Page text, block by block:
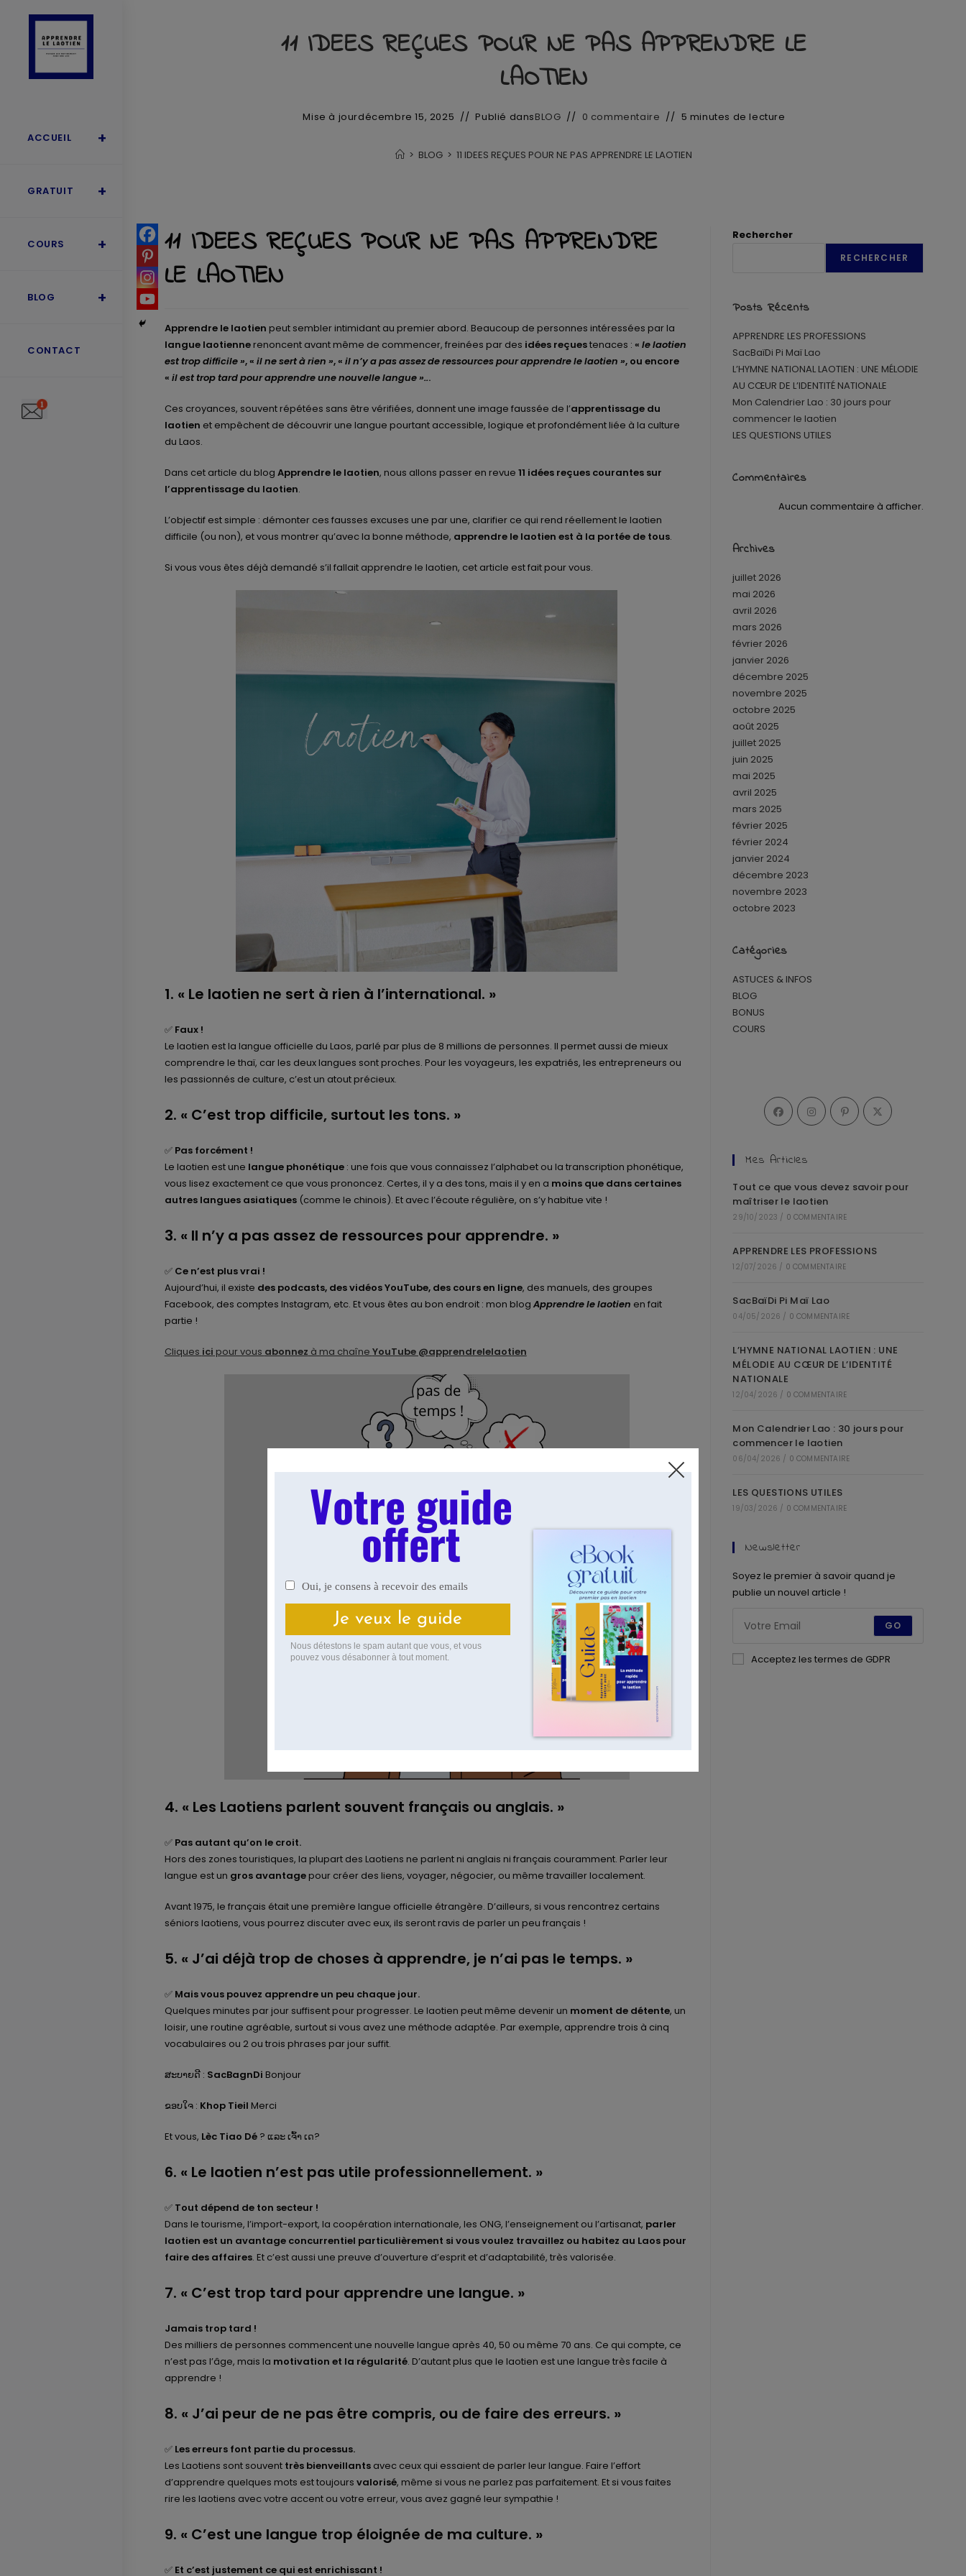
ACCUEIL
GRATUIT
COURS
BLOG
CONTACT
11 IDEES REÇUES POUR NE PAS APPRENDRE LE
LAOTIEN
Mise à jourdécembre 15, 2025 Publié dansBLOG 0 commentaire 5 minutes de lecture
> BLOG > 11 IDEES REÇUES POUR NE PAS APPRENDRE LE LAOTIEN
11 IDEES REÇUES POUR NE PAS APPRENDRE
LE LAOTIEN
Apprendre le laotien peut sembler intimidant au premier abord. Beaucoup de personnes intéressées par la
langue laotiennerenoncent avant même de commencer, freinées par des idées reçuestenaces : « le laotien
est trop difficile », « il ne sert à rien », « il n’y a pas assez de ressources pour apprendre le laotien », ou encore
« il est trop tard pour apprendre une nouvelle langue »...
Ces croyances, souvent répétées sans être vérifiées, donnent une image faussée de l’apprentissage du
laotien et empêchent de découvrir une langue pourtant accessible, logique et profondément liée à la culture
du Laos.
Dans cet article du blog Apprendre le laotien, nous allons passer en revue 11 idées reçues courantes sur
l’apprentissage du laotien.
L’objectif est simple : démonter ces fausses excuses une par une, clarifier ce qui rend réellement le laotien
difficile (ou non), et vous montrer qu’avec la bonne méthode, apprendre le laotien est à la portée de tous.
Si vous vous êtes déjà demandé s’il fallait apprendre le laotien, cet article est fait pour vous.
1. « Le laotien ne sert à rien à l’international. »
✅ Faux !
Le laotien est la langue officielle du Laos, parlé par plus de 8 millions de personnes. Il permet aussi de mieux
comprendre le thaï, car les deux langues sont proches. Pour les voyageurs, les expatriés, les entrepreneurs ou
les passionnés de culture, c’est un atout précieux.
2. « C’est trop difficile, surtout les tons. »
✅ Pas forcément !
Le laotien est une langue phonétique: une fois que vous connaissez l’alphabet ou la transcription phonétique,
vous lisez exactement ce que vous prononcez. Certes, il y a des tons, mais il y en a moins que dans certaines
autres langues asiatiques(comme le chinois). Et avec l’écoute régulière, on s’y habitue vite !
3. « Il n’y a pas assez de ressources pour apprendre. »
✅ Ce n’est plus vrai !
Aujourd’hui, il existe des podcasts, des vidéos YouTube, des cours en ligne, des manuels, des groupes
Facebook, des comptes Instagram, etc. Et vous êtes au bon endroit : mon blog Apprendre le laotien en fait
partie !
Cliques ici pour vous abonnez à ma chaîne YouTube @apprendrelelaotien
4. « Les Laotiens parlent souvent français ou anglais. »
✅ Pas autant qu’on le croit.
Hors des zones touristiques, la plupart des Laotiens ne parlent ni anglais ni français couramment. Parler leur
langue est un gros avantagepour créer des liens, voyager, négocier, ou même travailler localement.
Avant 1975, le français était une première langue officielle étrangère. D’ailleurs, si vous rencontrez certains
séniors laotiens, vous pourrez discuter avec eux, ils seront ravis de parler un peu français !
5. « J’ai déjà trop de choses à apprendre, je n’ai pas le temps. »
✅ Mais vous pouvez apprendre un peu chaque jour.
Quelques minutes par jour suffisent pour progresser. Le laotien peut même devenir un moment de détente, un
loisir, une routine agréable, surtout si vous avez une méthode adaptée. Par exemple, apprendre trois à cinq
vocabulaires ou 2 ou trois phrases par jour suffit.
ສະບາຍດີ : SacBagnDi Bonjour
ຂອບໃຈ : Khop Tieil Merci
Et vous, Lèc Tiao Dé? ແລະ ເຈົ້າ ເດ?
6. « Le laotien n’est pas utile professionnellement. »
✅ Tout dépend de ton secteur !
Dans le tourisme, l’import-export, la coopération internationale, les ONG, l’enseignement ou l’artisanat, parler
laotien est un avantage concurrentiel particulièrement si vous voulez travaillez ou habitez au Laos pour
faire des affaires. Et c’est aussi une preuve d’ouverture d’esprit et d’adaptabilité, très valorisée.
7. « C’est trop tard pour apprendre une langue. »
Jamais trop tard !
Des milliers de personnes commencent une nouvelle langue après 40, 50 ou même 70 ans. Ce qui compte, ce
n’est pas l’âge, mais la motivation et la régularité. D’autant plus que le laotien est une langue très facile à
apprendre !
8. « J’ai peur de ne pas être compris, ou de faire des erreurs. »
✅ Les erreurs font partie du processus.
Les Laotiens sont souvent très bienveillantsavec ceux qui essaient de parler leur langue. Faire l’effort
d’apprendre quelques mots est toujours valorisé, même si vous ne parlez pas parfaitement. Et si vous faites
rire les laotiens avec votre accent ou votre erreur, vous avez gagné leur sympathie !
9. « C’est une langue trop éloignée de ma culture. »
✅ Et c’est justement ce qui est enrichissant !
Rechercher
RECHERCHER
Posts Récents
APPRENDRE LES PROFESSIONS
SacBaïDi Pi Maï Lao
L’HYMNE NATIONAL LAOTIEN : UNE MÉLODIE
AU CŒUR DE L’IDENTITÉ NATIONALE
Mon Calendrier Lao : 30 jours pour
commencer le laotien
LES QUESTIONS UTILES
Commentaires
Aucun commentaire à afficher.
Archives
juillet 2026
mai 2026
avril 2026
mars 2026
février 2026
janvier 2026
décembre 2025
novembre 2025
octobre 2025
août 2025
juillet 2025
juin 2025
mai 2025
avril 2025
mars 2025
février 2025
février 2024
janvier 2024
décembre 2023
novembre 2023
octobre 2023
Catégories
ASTUCES & INFOS
BLOG
BONUS
COURS
Mes Articles
Tout ce que vous devez savoir pour
maîtriser le laotien
29/10/2023 / 0 COMMENTAIRE
APPRENDRE LES PROFESSIONS
12/07/2026 / 0 COMMENTAIRE
SacBaïDi Pi Maï Lao
04/05/2026 / 0 COMMENTAIRE
L’HYMNE NATIONAL LAOTIEN : UNE
MÉLODIE AU CŒUR DE L’IDENTITÉ
NATIONALE
12/04/2026 / 0 COMMENTAIRE
Mon Calendrier Lao : 30 jours pour
commencer le laotien
06/04/2026 / 0 COMMENTAIRE
LES QUESTIONS UTILES
19/03/2026 / 0 COMMENTAIRE
Newsletter
Soyez le premier à savoir quand je
publie un nouvel article !
GO
Acceptez les termes de GDPR